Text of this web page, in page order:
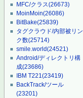
MFC/クラス(26673)
MoinMoin(26086)
BitBake(25839)
タグクラウド/内部被リン
ク数(25714)
smile.world(24521)
Android/ディレクトリ構
成(23686)
IBM T221(23419)
BackTrack/ツール
(23201)